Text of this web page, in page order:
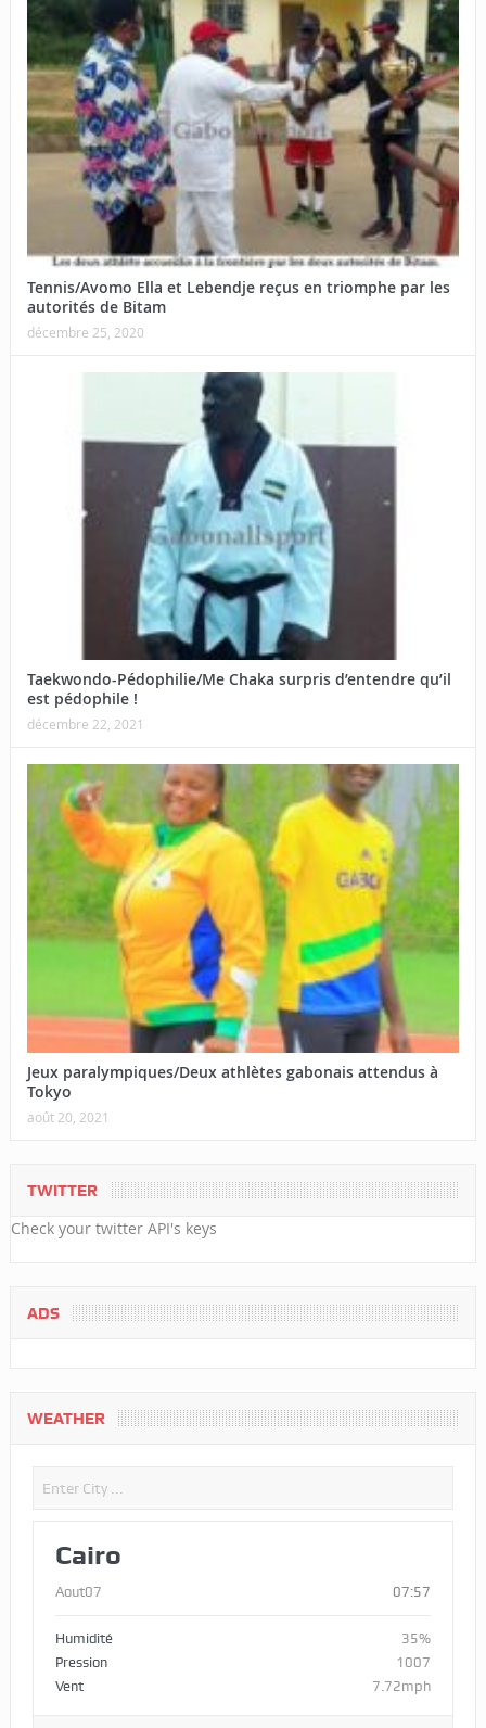
Tennis/Avomo Ella et Lebendje reçus en triomphe par les
autorités de Bitam
décembre 25, 2020
Taekwondo-Pédophilie/Me Chaka surpris d’entendre qu’il
est pédophile !
décembre 22, 2021
Jeux paralympiques/Deux athlètes gabonais attendus à
Tokyo
août 20, 2021
TWITTER
Check your twitter API's keys
ADS
WEATHER
Cairo
Aout07 07:57
Humidité
35%
Pression
1007
Vent
7.72mph